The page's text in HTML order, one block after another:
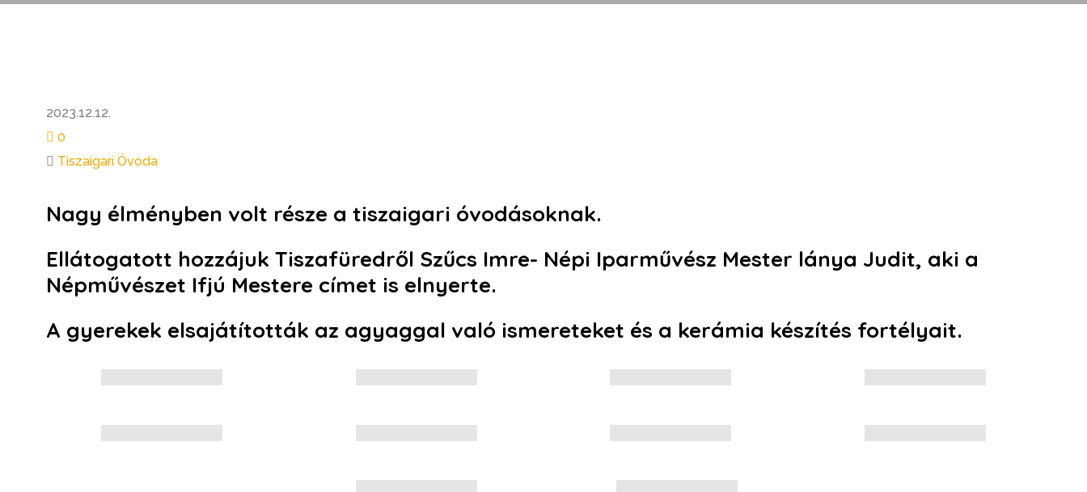
2023.12.12.
0
Tiszaigari Óvoda
Nagy élményben volt része a tiszaigari óvodásoknak.
Ellátogatott hozzájuk Tiszafüredről Szűcs Imre- Népi Iparművész Mester lánya Judit, aki a
Népművészet Ifjú Mestere címet is elnyerte.
A gyerekek elsajátították az agyaggal való ismereteket és a kerámia készítés fortélyait.